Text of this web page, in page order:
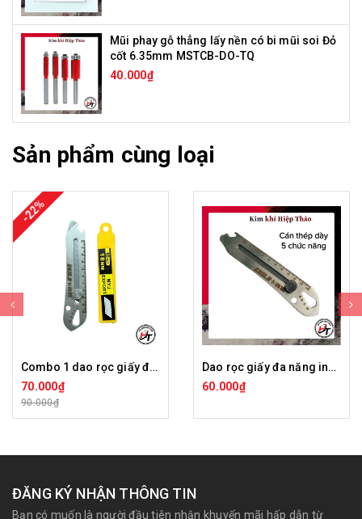
Mũi phay gỗ thẳng lấy nền có bi mũi soi Đỏ
cốt 6.35mm MSTCB-DO-TQ
40.000₫
Sản phẩm cùng loại
-22%
Combo 1 dao rọc giấy đa năng inox 5 chức năng + 1 hộp lưỡi JSD
70.000₫
90.000₫
Dao rọc giấy đa năng inox 201 lưỡi dao trổ cắt dọc giấy mini 18mm cao cấp dày 5 chức năng Koslo DRG-IN5CN
60.000₫
ĐĂNG KÝ NHẬN THÔNG TIN
Bạn có muốn là người đầu tiên nhận khuyến mãi hấp dẫn từ